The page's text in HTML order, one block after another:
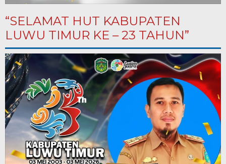
“SELAMAT HUT KABUPATEN
LUWU TIMUR KE – 23 TAHUN”